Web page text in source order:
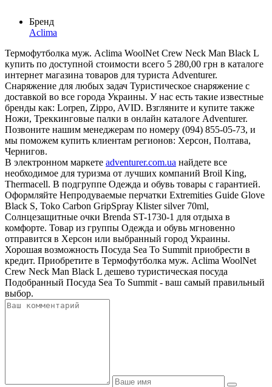
Бренд
Aclima
Термофутболка муж. Aclima WoolNet Crew Neck Man Black L
купить по доступной стоимости всего 5 280,00 грн в каталоге
интернет магазина товаров для туриста Adventurer.
Снаряжение для любых задач Туристическое снаряжение с
доставкой во все города Украины. У нас есть такие известные
бренды как: Lorpen, Zippo, AVID. Взгляните и купите также
Ножи, Треккинговые палки в онлайн каталоге Adventurer.
Позвоните нашим менеджерам по номеру (094) 855-05-73, и
мы поможем купить клиентам регионов: Херсон, Полтава,
Чернигов.
В электронном маркете adventurer.com.ua найдете все
необходимое для туризма от лучших компаний Broil King,
Thermacell. В подгруппе Одежда и обувь товары с гарантией.
Оформляйте Непродуваемые перчатки Extremities Guide Glove
Black S, Toko Carbon GripSpray Klister silver 70ml,
Солнцезащитные очки Brenda ST-1730-1 для отдыха в
комфорте. Товар из группы Одежда и обувь мгновенно
отправится в Херсон или выбранный город Украины.
Хорошая возможность Посуда Sea To Summit приобрести в
кредит. Приобретите в Термофутболка муж. Aclima WoolNet
Crew Neck Man Black L дешево туристическая посуда
Подобранный Посуда Sea To Summit - ваш самый правильный
выбор.